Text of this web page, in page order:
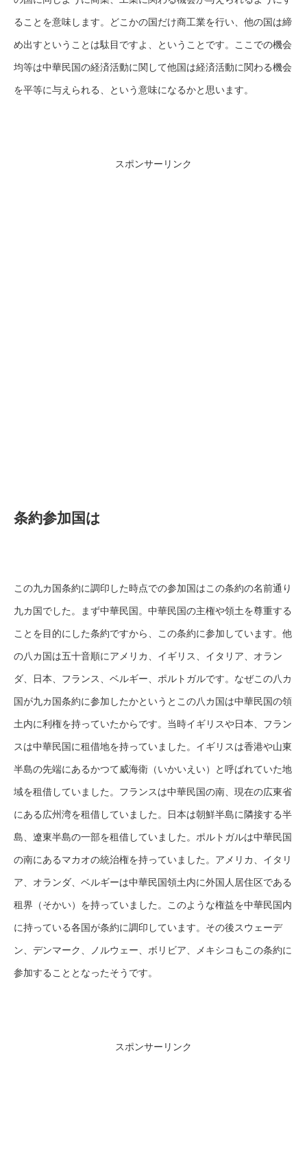
ることを意味します。どこかの国だけ商工業を行い、他の国は締
め出すということは駄目ですよ、ということです。ここでの機会
均等は中華民国の経済活動に関して他国は経済活動に関わる機会
を平等に与えられる、という意味になるかと思います。
スポンサーリンク
条約参加国は
この九カ国条約に調印した時点での参加国はこの条約の名前通り
九カ国でした。まず中華民国。中華民国の主権や領土を尊重する
ことを目的にした条約ですから、この条約に参加しています。他
の八カ国は五十音順にアメリカ、イギリス、イタリア、オラン
ダ、日本、フランス、ベルギー、ポルトガルです。なぜこの八カ
国が九カ国条約に参加したかというとこの八カ国は中華民国の領
土内に利権を持っていたからです。当時イギリスや日本、フラン
スは中華民国に租借地を持っていました。イギリスは香港や山東
半島の先端にあるかつて威海衛（いかいえい）と呼ばれていた地
域を租借していました。フランスは中華民国の南、現在の広東省
にある広州湾を租借していました。日本は朝鮮半島に隣接する半
島、遼東半島の一部を租借していました。ポルトガルは中華民国
の南にあるマカオの統治権を持っていました。アメリカ、イタリ
ア、オランダ、ベルギーは中華民国領土内に外国人居住区である
租界（そかい）を持っていました。このような権益を中華民国内
に持っている各国が条約に調印しています。その後スウェーデ
ン、デンマーク、ノルウェー、ボリビア、メキシコもこの条約に
参加することとなったそうです。
スポンサーリンク